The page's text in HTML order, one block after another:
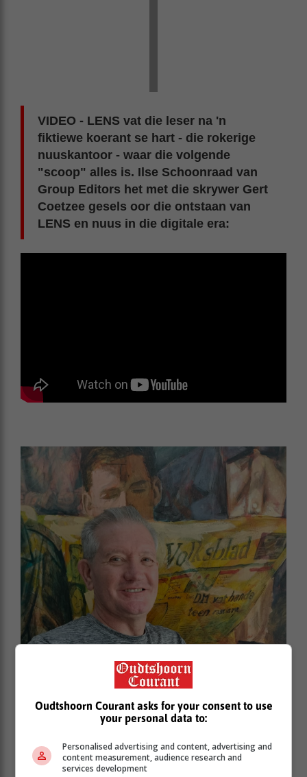
VIDEO - LENS vat die leser na 'n
fiktiewe koerant se hart - die rokerige
nuuskantoor - waar die volgende
"scoop" alles is. Ilse Schoonraad van
Group Editors het met die skrywer Gert
Coetzee gesels oor die ontstaan van
LENS en nuus in die digitale era:
Oudtshoorn Courant asks for your consent to use
your personal data to:
Personalised advertising and content, advertising and
content measurement, audience research and
services development